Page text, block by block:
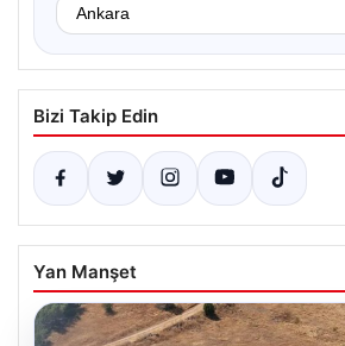
Bizi Takip Edin
Yan Manşet